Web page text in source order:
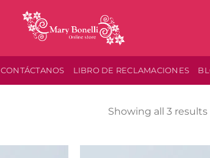
CONTÁCTANOS LIBRO DE RECLAMACIONES
Showing all 3 results